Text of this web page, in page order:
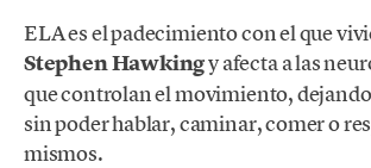
ELA es el padecimiento con el que
Stephen Hawkingy afecta a las
que controlan el movimiento,
sin poder hablar, caminar, comer o
mismos.